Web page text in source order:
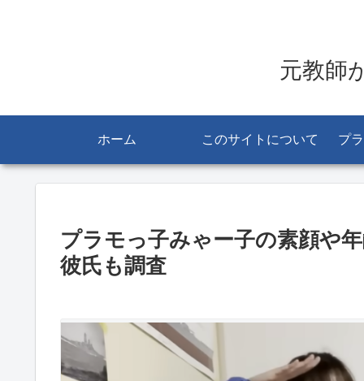
元教師
ホーム このサイトについて プ
プラモっ子みゃー子の素顔や
彼氏も調査